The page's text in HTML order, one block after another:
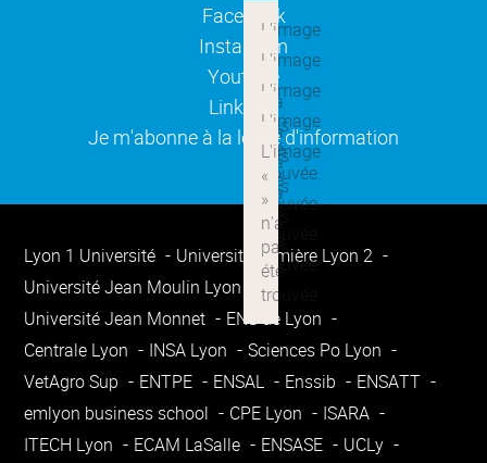
Facebook
(ouverture dans une
Instagram(ouverture dans une
Youtube(ouverture dans une
Linkedin
(ouverture dans une
Je m'abonne à la lettre d'information
(ouverture dans une
Lyon 1 Université
Université Lumière Lyon 2
Université Jean Moulin Lyon 3
Université Jean Monnet
ENS de Lyon
Centrale Lyon
INSA Lyon
Sciences Po Lyon
VetAgro Sup
ENTPE ENSAL Enssib
ENSATT
emlyon business school
CPE Lyon
ISARA
ITECH Lyon
ECAM LaSalle ENSASE
UCLy